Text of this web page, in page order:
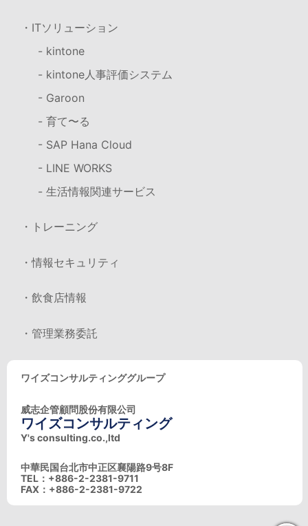
・ITソリューション
- kintone
- kintone人事評価システム
- Garoon
- 育て〜る
- SAP Hana Cloud
- LINE WORKS
- 生活情報関連サービス
・トレーニング
・情報セキュリティ
・飲食店情報
・管理業務委託
ワイズコンサルティンググループ
威志企管顧問股份有限公司
ワイズコンサルティング
Y's consulting.co.,ltd
中華民国台北市中正区襄陽路9号8F
TEL：+886-2-2381-9711
FAX：+886-2-2381-9722